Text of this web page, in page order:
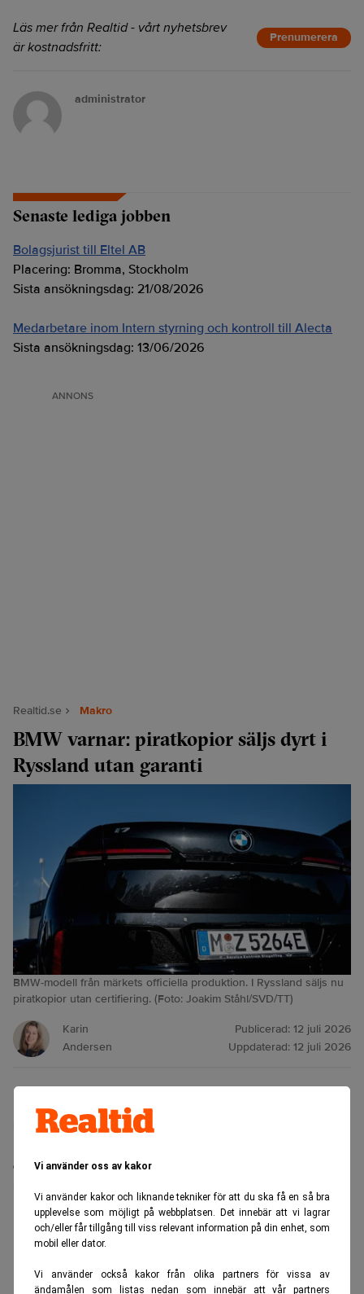
Vi använder oss av kakor
Vi använder kakor och liknande tekniker för att du ska få en så bra
upplevelse som möjligt på webbplatsen. Det innebär att vi lagrar
och/eller får tillgång till viss relevant information på din enhet, som
mobil eller dator.
Vi använder också kakor från olika partners för vissa av
ändamålen som listas nedan som innebär att vår partners
Läs mer från Realtid - vårt nyhetsbrev
är kostnadsfritt:
Prenumerera
administrator
Senaste lediga jobben
Bolagsjurist till Eltel AB
Placering: Bromma, Stockholm
Sista ansökningsdag: 21/08/2026
Medarbetare inom Intern styrning och kontroll till Alecta
Sista ansökningsdag: 13/06/2026
ANNONS
Realtid.se Makro
BMW varnar: piratkopior säljs dyrt i
Ryssland utan garanti
BMW-modell från märkets officiella produktion. I Ryssland säljs nu
piratkopior utan certifiering. (Foto: Joakim Ståhl/SVD/TT)
Karin
Andersen
Publicerad: 12 juli 2026
Uppdaterad: 12 juli 2026
BMW slår larm om att deras tidigare partner Avtotor
nu bygger och säljer BMW‑modeller utan tillstånd i
certifiering och digitala system – men köps ändå av
ANNONS